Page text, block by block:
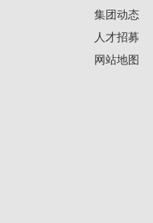
集团动态
人才招募
网站地图